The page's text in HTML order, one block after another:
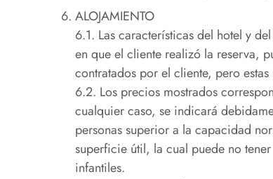
ALOJAMIENTO
6.1. Las características del hotel y
en que el cliente realizó la reserva,
contratados por el cliente, pero
6.2. Los precios mostrados
cualquier caso, se indicará
personas superior a la capacidad
superficie útil, la cual puede no
infantiles.